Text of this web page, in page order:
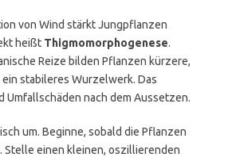
von Wind stärkt Jungpflanzen
heißt Thigmomorphogenese.
Reize bilden Pflanzen kürzere,
stabileres Wurzelwerk. Das
Umfallschäden nach dem Aussetzen.
um. Beginne, sobald die Pflanzen
Stelle einen kleinen, oszillierenden